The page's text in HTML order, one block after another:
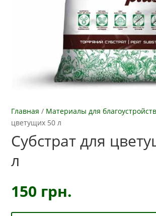
Главная / Материалы для
цветущих 50 л
Субстрат для
л
150 грн.